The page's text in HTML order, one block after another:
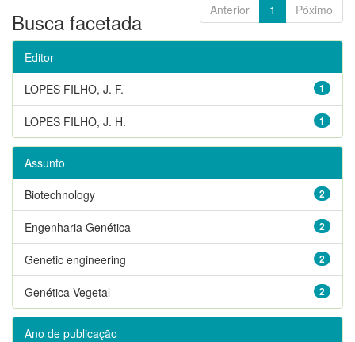
Anterior 1 Póximo
Busca facetada
Editor
1
LOPES FILHO, J. F.
1
LOPES FILHO, J. H.
Assunto
2
Biotechnology
2
Engenharia Genética
2
Genetic engineering
2
Genética Vegetal
Ano de publicação